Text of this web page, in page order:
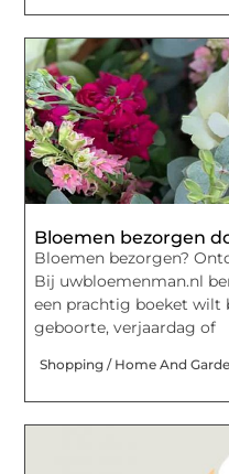
Bloemen bezorgen
Bloemen bezorgen?
Bij uwbloemenman.nl
een prachtig boeket wilt
geboorte, verjaardag of
Shopping / Home And